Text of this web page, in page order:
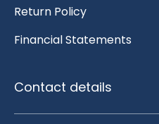
Return Policy
Financial Statements
Contact details